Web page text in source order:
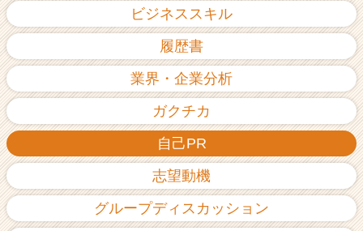
ビジネススキル
履歴書
業界・企業分析
ガクチカ
自己PR
志望動機
グループディスカッション